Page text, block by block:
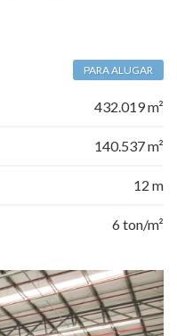
PARA ALUGAR
432.019 m²
140.537 m²
12 m
6 ton/m²